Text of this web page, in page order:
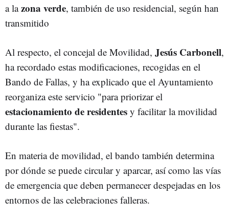
a lazona verde, también de uso residencial, según han
transmitido
Al respecto, el concejal de Movilidad, Jesús Carbonell,
ha recordado estas modificaciones, recogidas en el
Bando de Fallas, y ha explicado que el Ayuntamiento
reorganiza este servicio "para priorizar el
estacionamiento de residentes y facilitar la movilidad
durante las fiestas".
En materia de movilidad, el bando también determina
por dónde se puede circular y aparcar, así como las vías
de emergencia que deben permanecer despejadas en los
entornos de las celebraciones falleras.